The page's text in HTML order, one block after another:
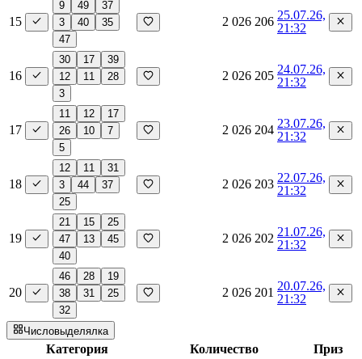
15
9 49
37
3
40
35
47
2 026 206 25.07.26,
21:32
16
30 17
39
12
11
28
3
2 026 205 24.07.26,
21:32
17
11 12
17
26
10
7
5
2 026 204 23.07.26,
21:32
18
12 11
31
3
44
37
25
2 026 203 22.07.26,
21:32
19
21 15
25
47
13
45
40
2 026 202 21.07.26,
21:32
20
46 28
19
38
31
25
32
2 026 201 20.07.26,
21:32
Числовыделялка
Категория Количество
Приз